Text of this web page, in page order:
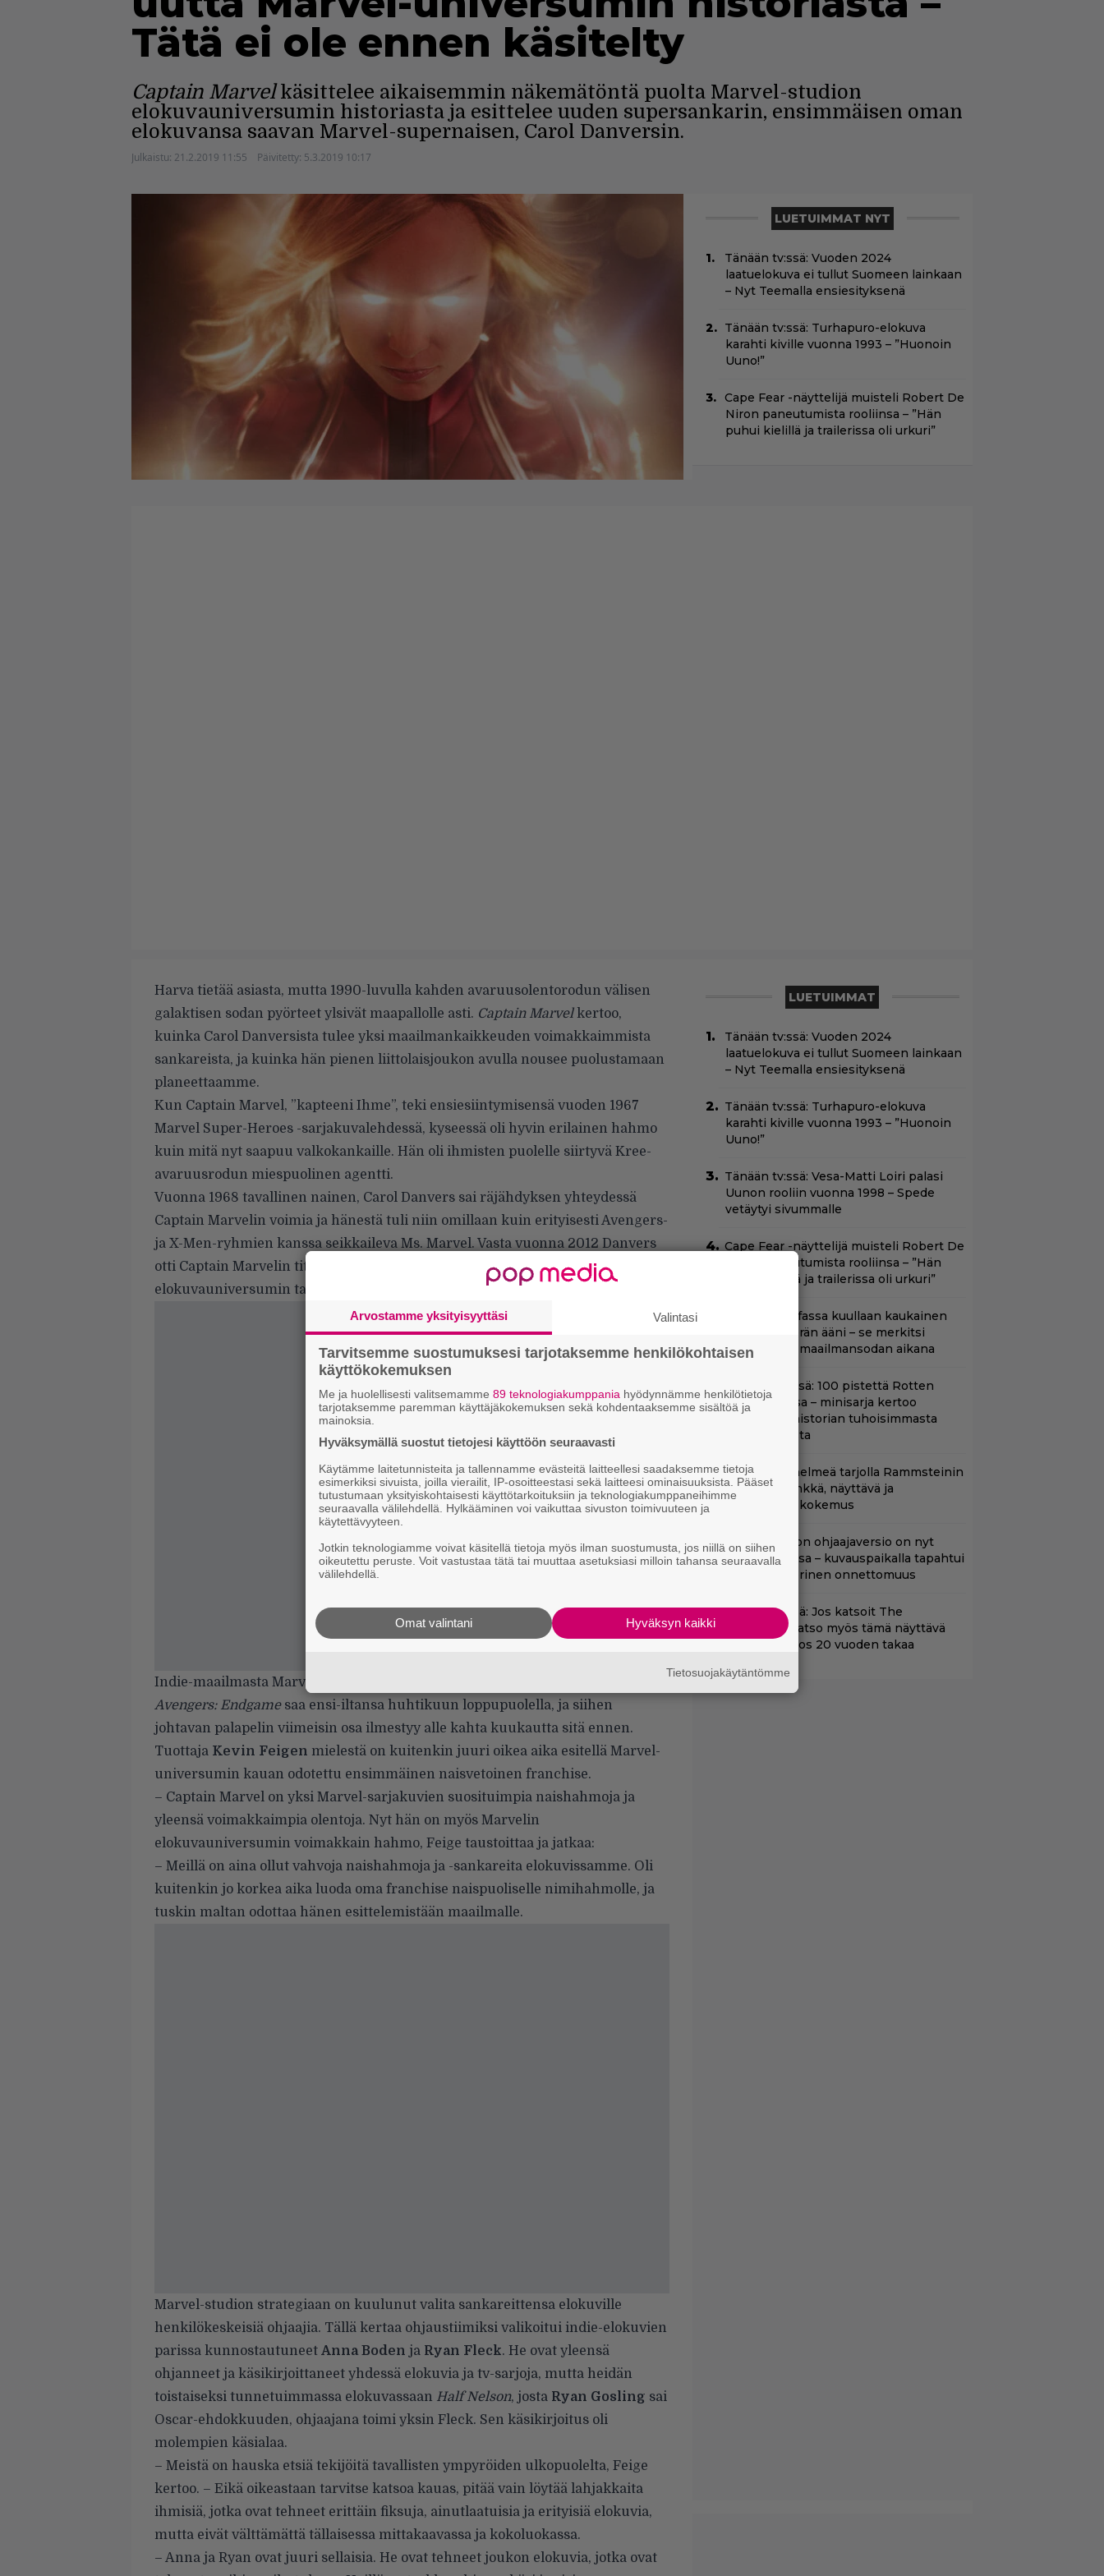
Tätä ei ole ennen käsitelty
Captain Marvelkäsittelee aikaisemmin näkemätöntä puolta Marvel-studion
elokuvauniversumin historiasta ja esittelee uuden supersankarin, ensimmäisen oman
elokuvansa saavan Marvel-supernaisen, Carol Danversin.
Julkaistu: 21.2.2019 11:55 Päivitetty: 5.3.2019 10:17
LUETUIMMAT NYT
Tänään tv:ssä: Vuoden 2024
laatuelokuva ei tullut Suomeen lainkaan
– Nyt Teemalla ensiesityksenä
Tänään tv:ssä: Turhapuro-elokuva
karahti kiville vuonna 1993 – ”Huonoin
Uuno!”
Cape Fear -näyttelijä muisteli Robert De
Niron paneutumista rooliinsa – ”Hän
puhui kielillä ja trailerissa oli urkuri”
Harva tietää asiasta, mutta 1990-luvulla kahden avaruusolentorodun välisen
galaktisen sodan pyörteet ylsivät maapallolle asti. Captain Marvelkertoo,
kuinka Carol Danversista tulee yksi maailmankaikkeuden voimakkaimmista
sankareista, ja kuinka hän pienen liittolaisjoukon avulla nousee puolustamaan
planeettaamme.
Kun Captain Marvel, ”kapteeni Ihme”, teki ensiesiintymisensä vuoden 1967
Marvel Super-Heroes -sarjakuvalehdessä, kyseessä oli hyvin erilainen hahmo
kuin mitä nyt saapuu valkokankaille. Hän oli ihmisten puolelle siirtyvä Kree-
avaruusrodun miespuolinen agentti.
Vuonna 1968 tavallinen nainen, Carol Danvers sai räjähdyksen yhteydessä
Captain Marvelin voimia ja hänestä tuli niin omillaan kuin erityisesti Avengers-
ja X-Men-ryhmien kanssa seikkaileva Ms. Marvel. Vasta vuonna 2012 Danvers
otti Captain Marvelin tittelin. Ja siitä pääsemmekin Marvelin
elokuvauniversumin tarinaan.
Indie-maailmasta Marvel-versumiin
Avengers: Endgamesaa ensi-iltansa huhtikuun loppupuolella, ja siihen
johtavan palapelin viimeisin osa ilmestyy alle kahta kuukautta sitä ennen.
Tuottaja Kevin Feigen mielestä on kuitenkin juuri oikea aika esitellä Marvel-
universumin kauan odotettu ensimmäinen naisvetoinen franchise.
– Captain Marvel on yksi Marvel-sarjakuvien suosituimpia naishahmoja ja
yleensä voimakkaimpia olentoja. Nyt hän on myös Marvelin
elokuvauniversumin voimakkain hahmo, Feige taustoittaa ja jatkaa:
– Meillä on aina ollut vahvoja naishahmoja ja -sankareita elokuvissamme. Oli
kuitenkin jo korkea aika luoda oma franchise naispuoliselle nimihahmolle, ja
tuskin maltan odottaa hänen esittelemistään maailmalle.
Marvel-studion strategiaan on kuulunut valita sankareittensa elokuville
henkilökeskeisiä ohjaajia. Tällä kertaa ohjaustiimiksi valikoitui indie-elokuvien
parissa kunnostautuneet Anna Boden ja Ryan Fleck. He ovat yleensä
ohjanneet ja käsikirjoittaneet yhdessä elokuvia ja tv-sarjoja, mutta heidän
toistaiseksi tunnetuimmassa elokuvassaan Half Nelson, josta Ryan Gosling sai
Oscar-ehdokkuuden, ohjaajana toimi yksin Fleck. Sen käsikirjoitus oli
molempien käsialaa.
– Meistä on hauska etsiä tekijöitä tavallisten ympyröiden ulkopuolelta, Feige
kertoo. – Eikä oikeastaan tarvitse katsoa kauas, pitää vain löytää lahjakkaita
ihmisiä, jotka ovat tehneet erittäin fiksuja, ainutlaatuisia ja erityisiä elokuvia,
mutta eivät välttämättä tällaisessa mittakaavassa ja kokoluokassa.
– Anna ja Ryan ovat juuri sellaisia. He ovat tehneet joukon elokuvia, jotka ovat
LUETUIMMAT
Tänään tv:ssä: Vuoden 2024
laatuelokuva ei tullut Suomeen lainkaan
– Nyt Teemalla ensiesityksenä
Tänään tv:ssä: Turhapuro-elokuva
karahti kiville vuonna 1993 – ”Huonoin
Uuno!”
Tänään tv:ssä: Vesa-Matti Loiri palasi
Uunon rooliin vuonna 1998 – Spede
vetäytyi sivummalle
Cape Fear -näyttelijä muisteli Robert De
Niron paneutumista rooliinsa – ”Hän
puhui kielillä ja trailerissa oli urkuri”
Illan natsileffassa kuullaan kaukainen
moottoripyörän ääni – se merkitsi
kuolemaa 2. maailmansodan aikana
Nyt Netflixissä: 100 pistettä Rotten
Tomatoesissa – minisarja kertoo
Britannian historian tuhoisimmasta
terrori-iskusta
Suoratoistohelmeä tarjolla Rammsteinin
faneille – synkkä, näyttävä ja
satumainen kokemus
Scifi-klassikon ohjaajaversio on nyt
suoratoistossa – kuvauspaikalla tapahtui
kauhea ja verinen onnettomuus
Tänään tv:ssä: Jos katsoit The
Odysseyn, katso myös tämä näyttävä
toimintaeepos 20 vuoden takaa
Arvostamme yksityisyyttäsi Valintasi
Tarvitsemme suostumuksesi tarjotaksemme henkilökohtaisen
käyttökokemuksen
Me ja huolellisesti valitsemamme 89 teknologiakumppania hyödynnämme henkilötietoja
tarjotaksemme paremman käyttäjäkokemuksen sekä kohdentaaksemme sisältöä ja
mainoksia.
Hyväksymällä suostut tietojesi käyttöön seuraavasti
Käytämme laitetunnisteita ja tallennamme evästeitä laitteellesi saadaksemme tietoja
esimerkiksi sivuista, joilla vierailit, IP-osoitteestasi sekä laitteesi ominaisuuksista. Pääset
tutustumaan yksityiskohtaisesti käyttötarkoituksiin ja teknologiakumppaneihimme
seuraavalla välilehdellä. Hylkääminen voi vaikuttaa sivuston toimivuuteen ja
käytettävyyteen.
Jotkin teknologiamme voivat käsitellä tietoja myös ilman suostumusta, jos niillä on siihen
oikeutettu peruste. Voit vastustaa tätä tai muuttaa asetuksiasi milloin tahansa seuraavalla
välilehdellä.
Hyväksyn kaikki
Omat valintani
Tietosuojakäytäntömme